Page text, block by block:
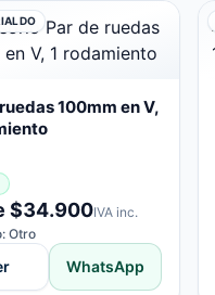
100mm en V,
$34.900IVA inc.
Otro
WhatsApp